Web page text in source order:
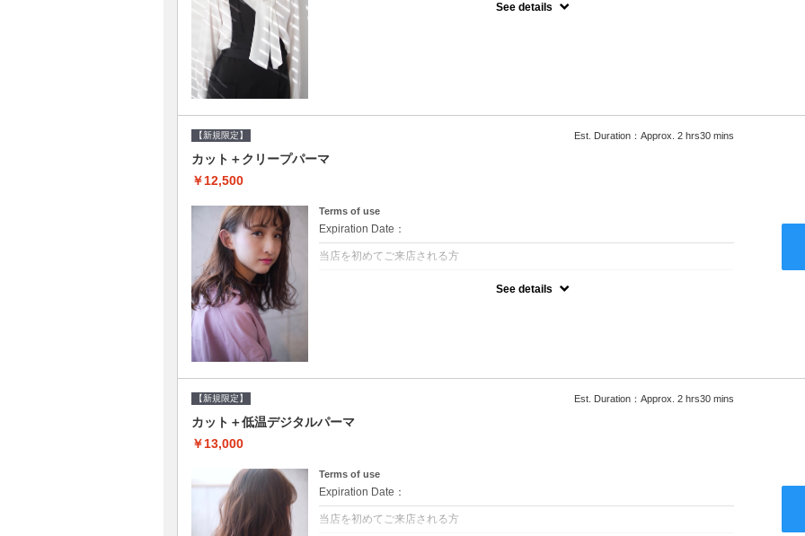
See details
【新規限定】 Est. Duration：Approx. 2 hrs30 mins
カット＋クリープパーマ
￥12,500
Terms of use
Expiration Date：
当店を初めてご来店される方
See details
【新規限定】 Est. Duration：Approx. 2 hrs30 mins
カット＋低温デジタルパーマ
￥13,000
Terms of use
Expiration Date：
当店を初めてご来店される方